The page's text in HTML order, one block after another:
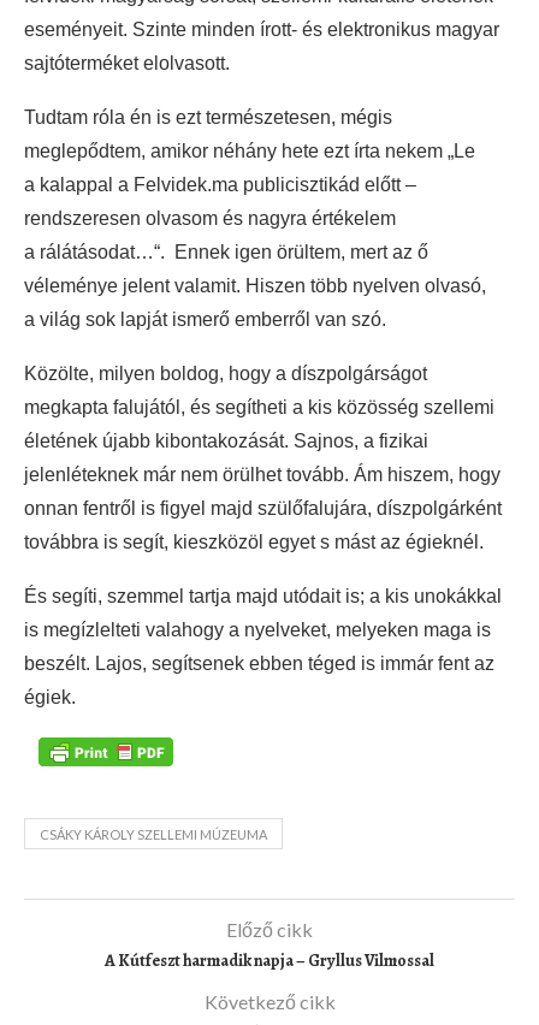
eseményeit. Szinte minden írott- és elektronikus magyar
sajtóterméket elolvasott.
Tudtam róla én is ezt természetesen, mégis
meglepődtem, amikor néhány hete ezt írta nekem „Le
a kalappal a Felvidek.ma publicisztikád előtt –
rendszeresen olvasom és nagyra értékelem
a rálátásodat…“. Ennek igen örültem, mert az ő
véleménye jelent valamit. Hiszen több nyelven olvasó,
a világ sok lapját ismerő emberről van szó.
Közölte, milyen boldog, hogy a díszpolgárságot
megkapta falujától, és segítheti a kis közösség szellemi
életének újabb kibontakozását. Sajnos, a fizikai
jelenléteknek már nem örülhet tovább. Ám hiszem, hogy
onnan fentről is figyel majd szülőfalujára, díszpolgárként
továbbra is segít, kieszközöl egyet s mást az égieknél.
És segíti, szemmel tartja majd utódait is; a kis unokákkal
is megízlelteti valahogy a nyelveket, melyeken maga is
beszélt. Lajos, segítsenek ebben téged is immár fent az
égiek.
CSÁKY KÁROLY SZELLEMI MÚZEUMA
Előző cikk
A Kútfeszt harmadik napja – Gryllus Vilmossal
Következő cikk